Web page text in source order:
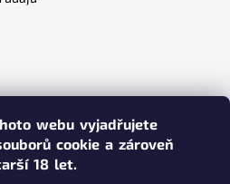
webu vyjadřujete
cookie a zároveň
18 let.